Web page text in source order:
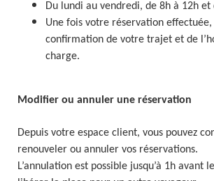
Du lundi au vendredi, de 8h à 12h et
Une fois votre réservation effectuée,
confirmation de votre trajet et de
charge.
Modifier ou annuler une réservation
Depuis votre espace client, vous pouvez
renouveler ou annuler vos réservations.
L’annulation est possible jusqu’à 1h avant